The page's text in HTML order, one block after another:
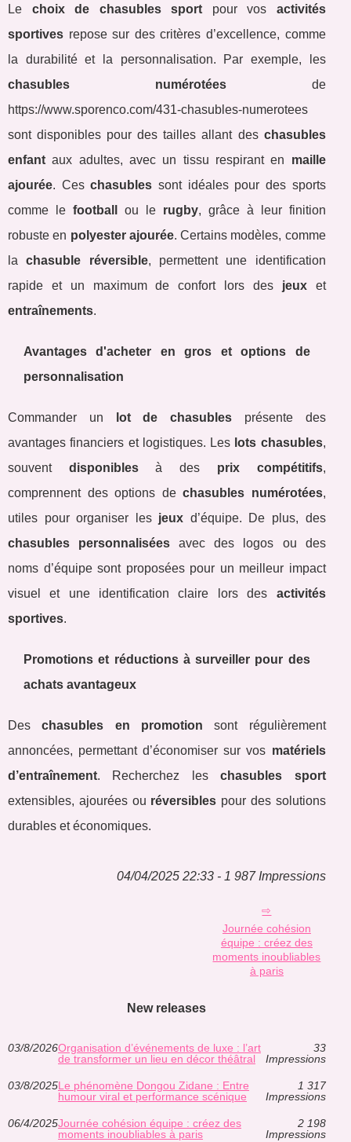
Le choix de chasubles sport pour vos activités
sportives repose sur des critères d’excellence, comme
la durabilité et la personnalisation. Par exemple, les
chasubles numérotéesde
https://www.sporenco.com/431-chasubles-numerotees
sont disponibles pour des tailles allant des chasubles
enfant aux adultes, avec un tissu respirant en maille
ajourée. Ceschasubles sont idéales pour des sports
comme le football ou le rugby, grâce à leur finition
robuste en polyester ajourée. Certains modèles, comme
lachasuble réversible, permettent une identification
rapide et un maximum de confort lors des jeuxet
entraînements.
Avantages d'acheter en gros et options de
personnalisation
Commander un lot de chasubles présente des
avantages financiers et logistiques. Les lots chasubles,
souvent disponiblesà des prix compétitifs,
comprennent des options dechasubles numérotées,
utiles pour organiser les jeux d’équipe. De plus, des
chasubles personnalisées avec des logos ou des
noms d’équipe sont proposées pour un meilleur impact
visuel et une identification claire lors des activités
sportives.
Promotions et réductions à surveiller pour des
achats avantageux
Deschasubles en promotion sont régulièrement
annoncées, permettant d’économiser sur vos matériels
d’entraînement. Recherchez leschasubles sport
extensibles, ajourées ou réversibles pour des solutions
durables et économiques.
04/04/2025 22:33 - 1 987 Impressions
Journée cohésion
équipe : créez des
moments inoubliables
à paris
New releases
03/8/2026Organisation d’événements de luxe : l’art
de transformer un lieu en décor théâtral
33
Impressions
03/8/2025Le phénomène Dongou Zidane : Entre
humour viral et performance scénique
1 317
Impressions
06/4/2025Journée cohésion équipe : créez des
moments inoubliables à paris
2 198
Impressions